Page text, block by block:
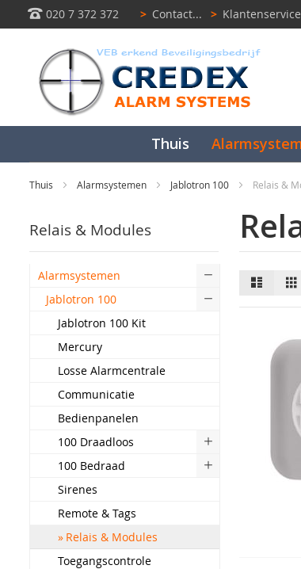
020 7 372 372 > Contact... >
Thuis
Thuis Alarmsystemen Jablotron 100 Relais &
Lijst
Relais & Modules
Alarmsystemen
Jablotron 100
Jablotron 100 Kit
Mercury
Losse Alarmcentrale
Communicatie
Bedienpanelen
100 Draadloos
100 Bedraad
Sirenes
Remote & Tags
Relais & Modules
Toegangscontrole